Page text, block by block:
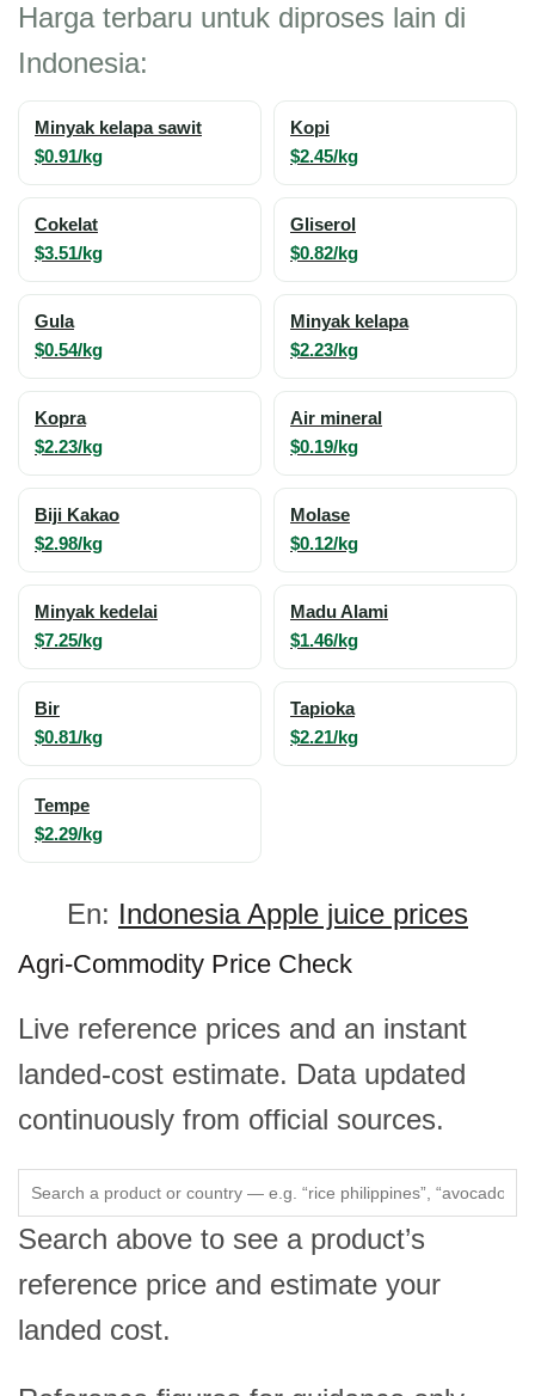
Harga terbaru untuk diproses lain di
Indonesia:
Minyak kelapa sawit
$0.91/kg
Kopi
$2.45/kg
Cokelat
$3.51/kg
Gliserol
$0.82/kg
Gula
$0.54/kg
Minyak kelapa
$2.23/kg
Kopra
$2.23/kg
Air mineral
$0.19/kg
Biji Kakao
$2.98/kg
Molase
$0.12/kg
Minyak kedelai
$7.25/kg
Madu Alami
$1.46/kg
Bir
$0.81/kg
Tapioka
$2.21/kg
Tempe
$2.29/kg
En: Indonesia Apple juice prices
Agri-Commodity Price Check
Live reference prices and an instant
landed-cost estimate. Data updated
continuously from official sources.
Search above to see a product’s
reference price and estimate your
landed cost.